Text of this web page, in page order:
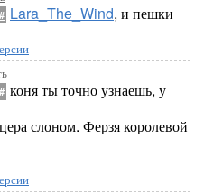
# Lara_The_Wind, и пешки
# коня ты точно узнаешь, у
слоном. Ферзя королевой